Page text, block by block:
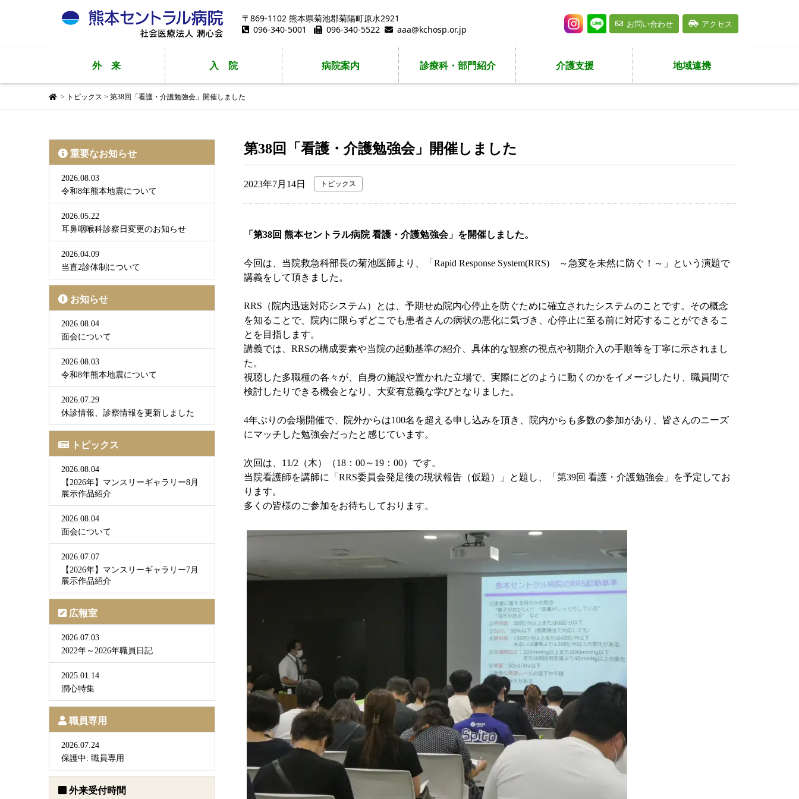
〒869-1102 熊本県菊池郡菊陽町原水2921
096-340-5001
096-340-5522 aaa@kchosp.or.jp アクセス
お問い合わせ
外来 入院 病院案内 診療科・部門紹介 介護支援 地域連携
> トピックス > 第38回「看護・介護勉強会」開催しました
第38回「看護・介護勉強会」開催しました
2023年7月14日 トピックス
「第38回 熊本セントラル病院 看護・介護勉強会」を開催しました。
今回は、当院救急科部長の菊池医師より、「Rapid Response System(RRS) ～急変を未然に防ぐ！～」という演題で
講義をして頂きました。
RRS（院内迅速対応システム）とは、予期せぬ院内心停止を防ぐために確立されたシステムのことです。その概念
を知ることで、院内に限らずどこでも患者さんの病状の悪化に気づき、心停止に至る前に対応することができるこ
とを目指します。
講義では、RRSの構成要素や当院の起動基準の紹介、具体的な観察の視点や初期介入の手順等を丁寧に示されまし
た。
視聴した多職種の各々が、自身の施設や置かれた立場で、実際にどのように動くのかをイメージしたり、職員間で
検討したりできる機会となり、大変有意義な学びとなりました。
4年ぶりの会場開催で、院外からは100名を超える申し込みを頂き、院内からも多数の参加があり、皆さんのニーズ
にマッチした勉強会だったと感じています。
次回は、11/2（木）（18：00～19：00）です。
当院看護師を講師に「RRS委員会発足後の現状報告（仮題）」と題し、「第39回 看護・介護勉強会」を予定してお
ります。
多くの皆様のご参加をお待ちしております。
重要なお知らせ
2026.08.03
令和8年熊本地震について
2026.05.22
耳鼻咽喉科診察日変更のお知らせ
2026.04.09
当直2診体制について
お知らせ
2026.08.04
面会について
2026.08.03
令和8年熊本地震について
2026.07.29
休診情報、診察情報を更新しました
トピックス
2026.08.04
【2026年】マンスリーギャラリー8月
展示作品紹介
2026.08.04
面会について
2026.07.07
【2026年】マンスリーギャラリー7月
展示作品紹介
広報室
2026.07.03
2022年～2026年職員日記
2025.01.14
潤心特集
職員専用
2026.07.24
保護中: 職員専用
外来受付時間